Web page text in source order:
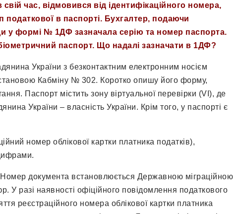
час, відмовився від ідентифікаційного номера,
податкової в паспорті. Бухгалтер, подаючи
у формі № 1ДФ зазначала серію та номер паспорта.
паспорт. Що надалі зазначати в 1ДФ?
України з безконтактним електронним носієм
Кабміну № 302. Коротко опишу його форму,
Паспорт містить зону віртуальної перевірки (VІ), де
України – власність України. Крім того, у паспорті є
номер облікової картки платника податків),
документа встановлюється Державною міграційною
У разі наявності офіційного повідомлення податкового
реєстраційного номера облікової картки платника